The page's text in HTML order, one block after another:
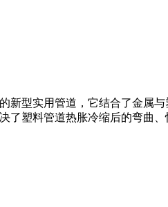
型实用管道，它结合了金属
塑料管道热胀冷缩后的弯曲